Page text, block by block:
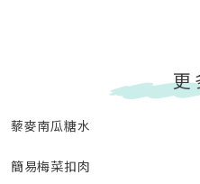
更
藜麥南瓜糖水
簡易梅菜扣肉